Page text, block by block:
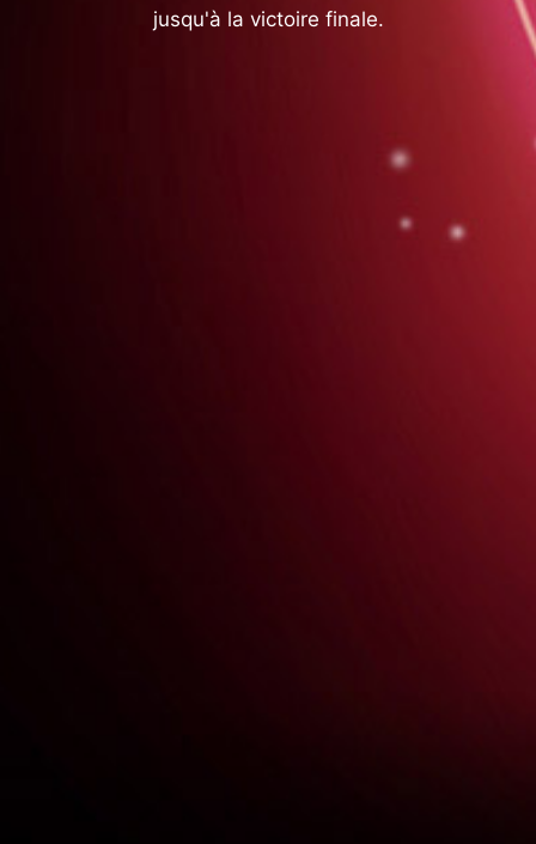
jusqu'à la victoire finale.